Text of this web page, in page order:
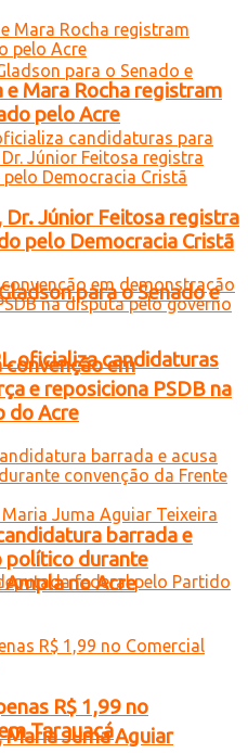
para o Senado e
oficializa candidaturas
Juma Aguiar
e Mara Rocha registram
pelo Acre
Dr. Júnior Feitosa registra
pelo Democracia Cristã
em
e reposiciona PSDB na
do Acre
barrada e
político durante
no Acre
R$ 1,99 no
Tarauacá